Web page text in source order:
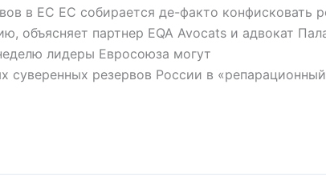
в ЕС ЕС собирается де-факто конфисковать
объясняет партнер EQA Avocats и адвокат
лидеры Евросоюза могут
резервов России в